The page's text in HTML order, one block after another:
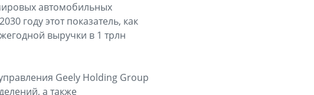
автомобильных
году этот показатель, как
выручки в 1 трлн
Geely Holding Group
а также